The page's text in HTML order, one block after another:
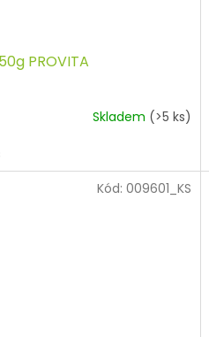
PROVITA
Skladem (>5 ks)
Kód:009601_KS